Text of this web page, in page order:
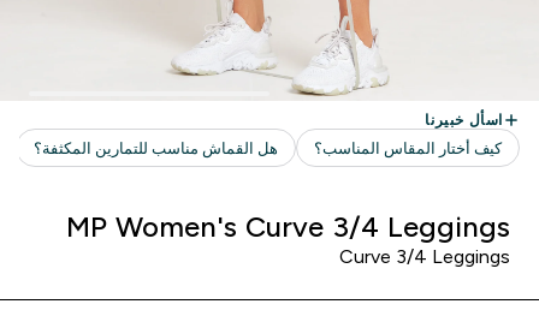
MP Women's Curve 3/4 Leggings
Curve 3/4 Leggings